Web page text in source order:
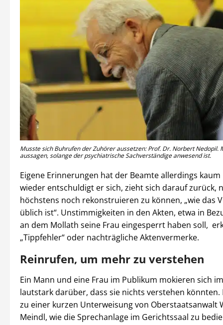
Musste sich Buhrufen der Zuhörer aussetzen: Prof. Dr. Norbert Nedopil.
aussagen, solange der psychiatrische Sachverständige anwesend ist.
Eigene Erinnerungen hat der Beamte allerdings
wieder entschuldigt er sich, zieht sich darauf zurück,
höchstens noch rekonstruieren zu können, „wie das
üblich ist“. Unstimmigkeiten in den Akten, etwa in
an dem Mollath seine Frau eingesperrt haben soll,
„Tippfehler“ oder nachträgliche Aktenvermerke.
Reinrufen, um mehr zu verstehen
Ein Mann und eine Frau im Publikum mokieren sich
lautstark darüber, dass sie nichts verstehen
zu einer kurzen Unterweisung von Oberstaatsanwalt
Meindl, wie die Sprechanlage im Gerichtssaal zu